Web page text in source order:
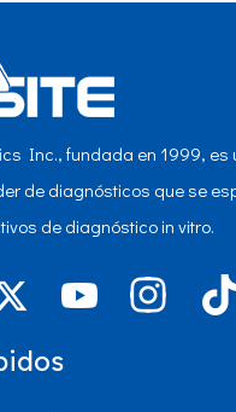
Inc., fundada en 1999, es
de diagnósticos que se
de diagnóstico in vitro.